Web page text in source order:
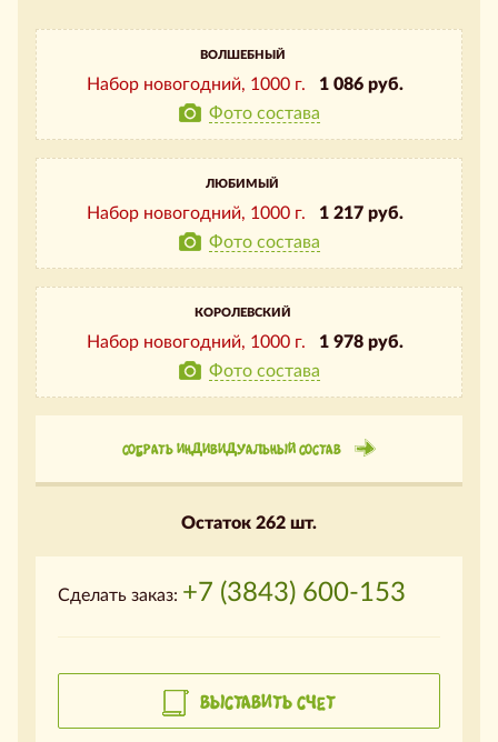
ВОЛШЕБНЫЙ
Набор новогодний, 1000 г.
1 086 руб.
Фото состава
ЛЮБИМЫЙ
Набор новогодний, 1000 г.
1 217 руб.
Фото состава
КОРОЛЕВСКИЙ
Набор новогодний, 1000 г.
1 978 руб.
Фото состава
СОБРАТЬ ИНДИВИДУАЛЬНЫЙ СОСТАВ
Остаток 262 шт.
Сделать заказ: +7 (3843) 600-153
ВЫСТАВИТЬ СЧЕТ